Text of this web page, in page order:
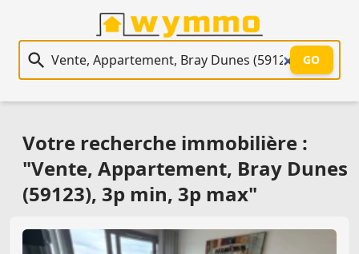
Recherche immobilière
GO
Votre recherche immobilière :
"Vente, Appartement, Bray Dunes
(59123), 3p min, 3p max"